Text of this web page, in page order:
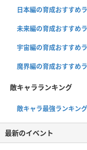
日本編の育成おすすめ
未来編の育成おすすめ
宇宙編の育成おすすめ
魔界編の育成おすすめ
敵キャラランキング
敵キャラ最強ランキング
最新のイベント